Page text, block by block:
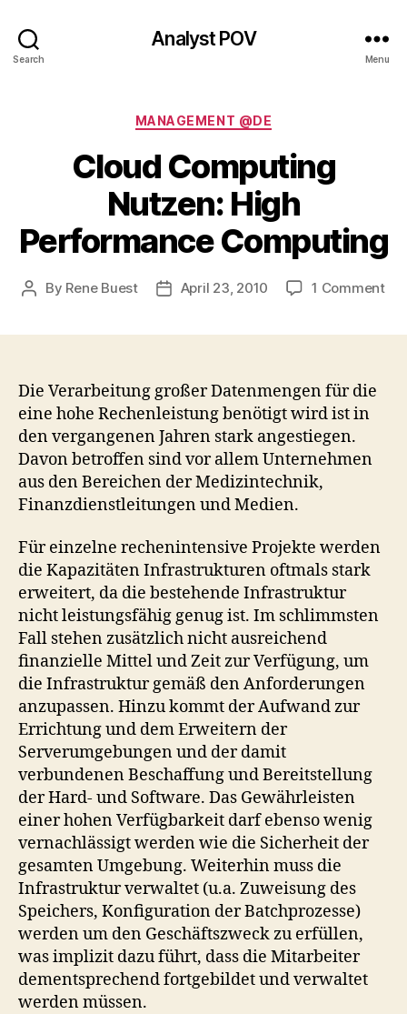
Search
Analyst POV
Menu
Categories
MANAGEMENT @DE
Cloud Computing
Nutzen: High
Performance Computing
Post
By Rene Buest
PostApril 23, 2010 1 Commenton
Die Verarbeitung großer Datenmengen für die
eine hohe Rechenleistung benötigt wird ist in
den vergangenen Jahren stark angestiegen.
Davon betroffen sind vor allem Unternehmen
aus den Bereichen der Medizintechnik,
Finanzdienstleitungen und Medien.
Für einzelne rechenintensive Projekte werden
die Kapazitäten Infrastrukturen oftmals stark
erweitert, da die bestehende Infrastruktur
nicht leistungsfähig genug ist. Im schlimmsten
Fall stehen zusätzlich nicht ausreichend
finanzielle Mittel und Zeit zur Verfügung, um
die Infrastruktur gemäß den Anforderungen
anzupassen. Hinzu kommt der Aufwand zur
Errichtung und dem Erweitern der
Serverumgebungen und der damit
verbundenen Beschaffung und Bereitstellung
der Hard- und Software. Das Gewährleisten
einer hohen Verfügbarkeit darf ebenso wenig
vernachlässigt werden wie die Sicherheit der
gesamten Umgebung. Weiterhin muss die
Infrastruktur verwaltet (u.a. Zuweisung des
Speichers, Konfiguration der Batchprozesse)
werden um den Geschäftszweck zu erfüllen,
was implizit dazu führt, dass die Mitarbeiter
dementsprechend fortgebildet und verwaltet
werden müssen.